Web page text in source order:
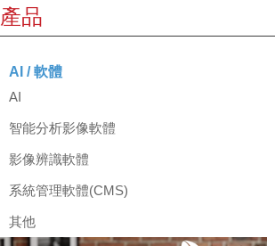
產品
AI / 軟體
AI
智能分析影像軟體
影像辨識軟體
系統管理軟體(CMS)
其他